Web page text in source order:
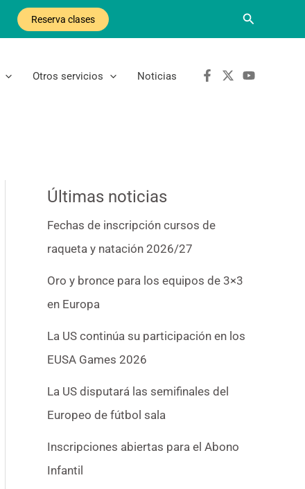
Reserva clases Buscar
Otros servicios Noticias
Últimas noticias
Fechas de inscripción cursos de
raqueta y natación 2026/27
Oro y bronce para los equipos de 3×3
en Europa
La US continúa su participación en los
EUSA Games 2026
La US disputará las semifinales del
Europeo de fútbol sala
Inscripciones abiertas para el Abono
Infantil